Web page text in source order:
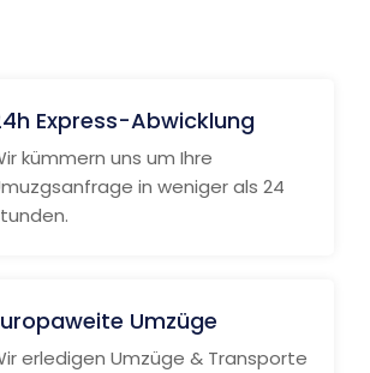
Express-Abwicklung
kümmern uns um Ihre
in weniger als 24
Umzüge
erledigen Umzüge & Transporte